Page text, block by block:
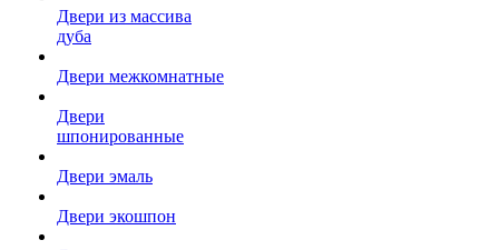
Двери из массива
дуба
Двери межкомнатные
Двери
шпонированные
Двери эмаль
Двери экошпон